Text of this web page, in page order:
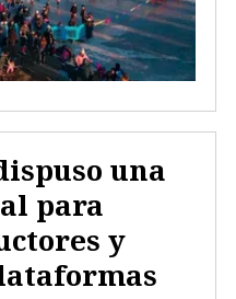
una
para
y